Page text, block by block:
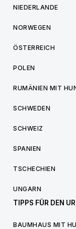
NIEDERLANDE
NORWEGEN
ÖSTERREICH
POLEN
RUMÄNIEN MIT
SCHWEDEN
SCHWEIZ
SPANIEN
TSCHECHIEN
UNGARN
TIPPS FÜR DEN
BAUMHAUS MIT